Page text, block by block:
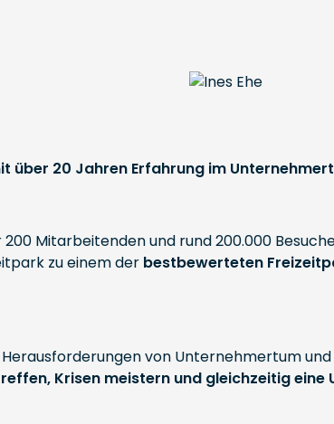
über 20 Jahren Erfahrung im
Mitarbeitenden und rund 200.000
zu einem der bestbewerteten
von Unternehmertum
Krisen meistern und gleichzeitig